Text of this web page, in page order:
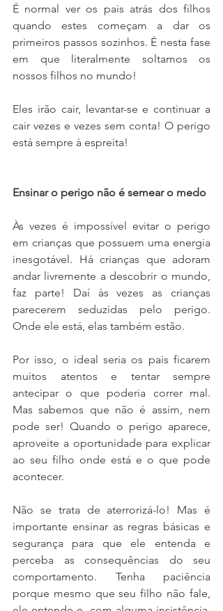
É normal ver os pais atrás dos filhos
quando estes começam a dar os
primeiros passos sozinhos. É nesta fase
em que literalmente soltamos os
nossos filhos no mundo!
Eles irão cair, levantar-se e continuar a
cair vezes e vezes sem conta! O perigo
está sempre à espreita!
Ensinar o perigo não é semear o medo
Às vezes é impossível evitar o perigo
em crianças que possuem uma energia
inesgotável. Há crianças que adoram
andar livremente a descobrir o mundo,
faz parte! Daí às vezes as crianças
parecerem seduzidas pelo perigo.
Onde ele está, elas também estão.
Por isso, o ideal seria os pais ficarem
muitos atentos e tentar sempre
antecipar o que poderia correr mal.
Mas sabemos que não é assim, nem
pode ser! Quando o perigo aparece,
aproveite a oportunidade para explicar
ao seu filho onde está e o que pode
acontecer.
Não se trata de aterrorizá-lo! Mas é
importante ensinar as regras básicas e
segurança para que ele entenda e
perceba as consequências do seu
comportamento. Tenha paciência
porque mesmo que seu filho não fale,